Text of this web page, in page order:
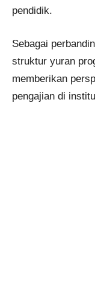
pendidik.
Sebagai
struktur yuran
memberikan
pengajian di